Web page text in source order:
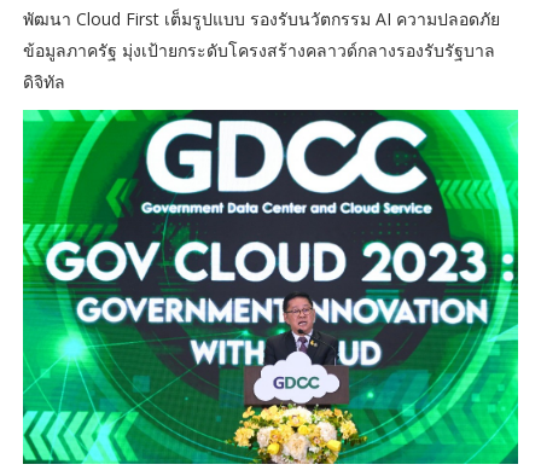
พัฒนา Cloud First เต็มรูปแบบ รองรับนวัตกรรม AI ความปลอดภัย
ข้อมูลภาครัฐ มุ่งเป้ายกระดับโครงสร้างคลาวด์กลางรองรับรัฐบาล
ดิจิทัล